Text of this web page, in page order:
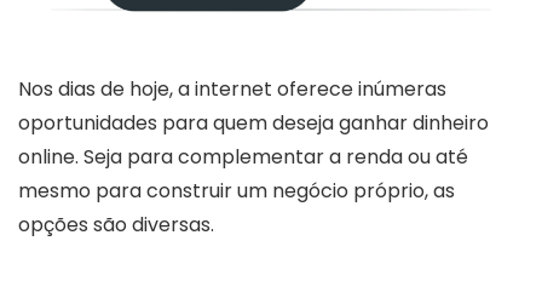
Nos dias de hoje, a internet oferece inúmeras
oportunidades para quem deseja ganhar dinheiro
online. Seja para complementar a renda ou até
mesmo para construir um negócio próprio, as
opções são diversas.